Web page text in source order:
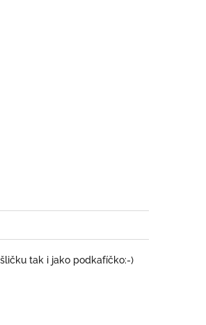
tak i jako podkafíčko:-)